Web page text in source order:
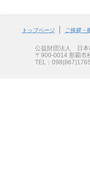
トップページ ご挨拶・
公益財団法人 日
〒900-0014 那覇市
TEL：